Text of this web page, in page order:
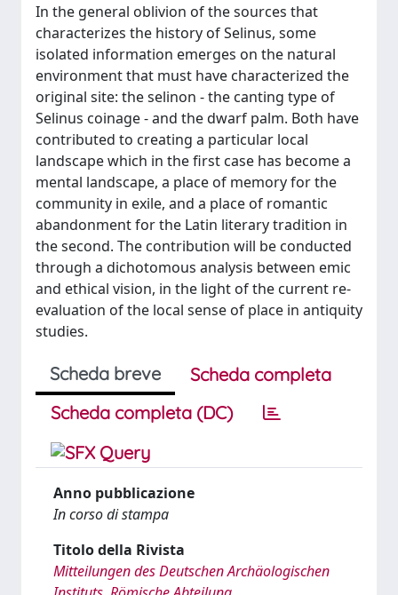
In the general oblivion of the sources that
characterizes the history of Selinus, some
isolated information emerges on the natural
environment that must have characterized the
original site: the selinon - the canting type of
Selinus coinage - and the dwarf palm. Both have
contributed to creating a particular local
landscape which in the first case has become a
mental landscape, a place of memory for the
community in exile, and a place of romantic
abandonment for the Latin literary tradition in
the second. The contribution will be conducted
through a dichotomous analysis between emic
and ethical vision, in the light of the current re-
evaluation of the local sense of place in antiquity
studies.
Scheda breve
Scheda completa
Scheda completa (DC)
Anno pubblicazione
In corso di stampa
Titolo della Rivista
Mitteilungen des Deutschen Archäologischen